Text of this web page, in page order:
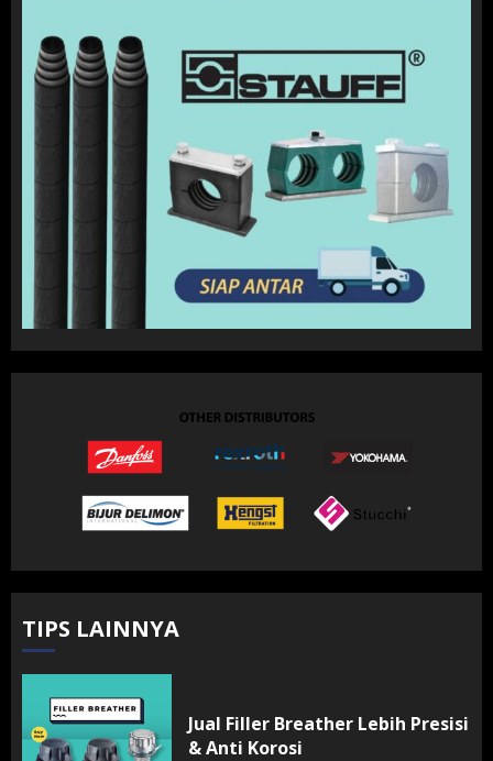
TIPS LAINNYA
Jual Filler Breather Lebih Presisi
& Anti Korosi